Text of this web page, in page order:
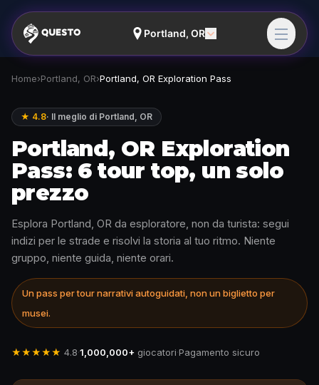
Portland, OR
Home›Portland, OR›Portland, OR Exploration Pass
★ 4.8· Il meglio di Portland, OR
Portland, OR Exploration
Pass: 6 tour top, un solo
prezzo
Esplora Portland, OR da esploratore, non da turista: segui
indizi per le strade e risolvi la storia al tuo ritmo. Niente
gruppo, niente guida, niente orari.
Un pass per tour narrativi autoguidati, non un biglietto per
musei.
★★★★★ 4.8·1,000,000+ giocatori·Pagamento sicuro